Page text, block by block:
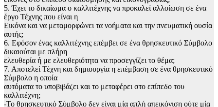
5. Έχει το δικαίωμα ο καλλιτέχνης να προκαλεί αλλοίωση σε ένα
έργο Τέχνης που είναι η
Εικόνα και να μεταμορφώνει τα νοήματα και την πνευματική ουσία
αυτής;
6. Εφόσον ένας καλλιτέχνης επέμβει σε ένα θρησκευτικό Σύμβολο
δικαιούται με πλήρη
ελευθερία ή με ελευθεριότητα να προσεγγίζει το θέμα;
7. Αποτελεί Τέχνη και δημιουργία η επέμβαση σε ένα θρησκευτικό
Σύμβολο η οποία
αυτόματα το υποβιβάζει και το μεταφέρει στο επίπεδο του
καλλιτέχνη;
-Το θρησκευτικό Σύμβολο δεν είναι μία απλή απεικόνιση ούτε μία